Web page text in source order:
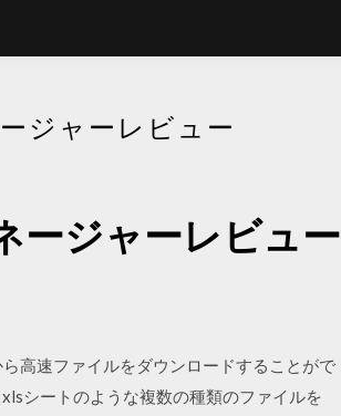
ジャーレビュー
ージャーレビュー
高速ファイルをダウンロードすることがで
シートのような複数の種類のファイルを